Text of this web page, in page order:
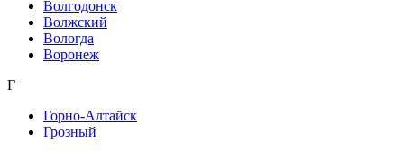
Волгодонск
Волжский
Вологда
Воронеж
Г
Горно-Алтайск
Грозный